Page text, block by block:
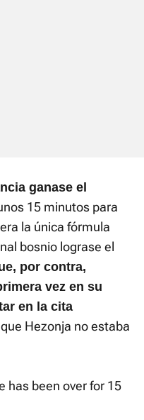
ganase el
15 minutos para
la única fórmula
bosnio lograse el
por contra,
vez en su
en la cita
Hezonja no estaba
has been over for 15